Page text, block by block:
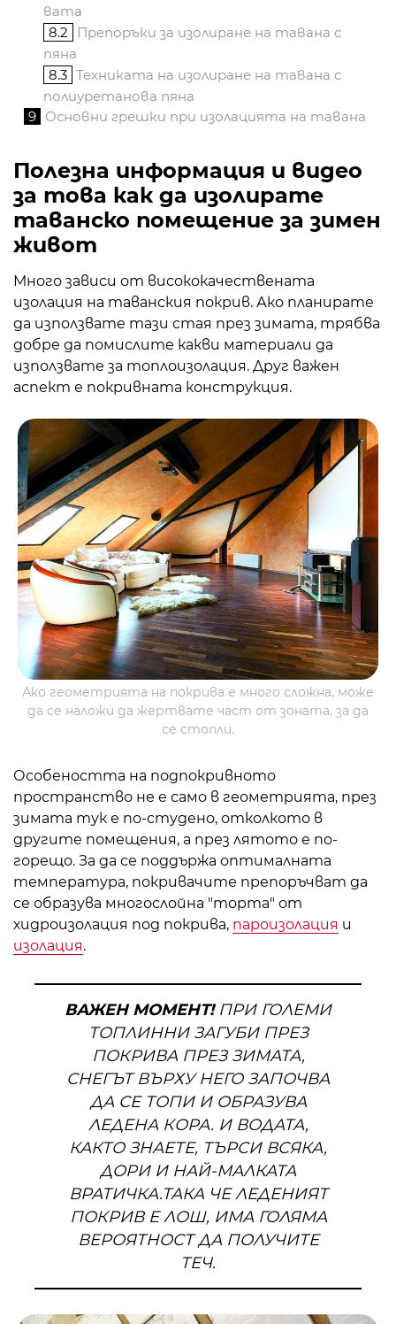
вата
8.2
Препоръки за изолиране на тавана с
пяна
8.3 Техниката на изолиране на тавана с
полиуретанова пяна
9 Основни грешки при изолацията на тавана
Полезна информация и видео
за това как да изолирате
таванско помещение за зимен
живот
Много зависи от висококачествената
изолация на таванския покрив. Ако планирате
да използвате тази стая през зимата, трябва
добре да помислите какви материали да
използвате за топлоизолация. Друг важен
аспект е покривната конструкция.
Ако геометрията на покрива е много сложна, може
да се наложи да жертвате част от зоната, за да
се стопли.
Особеността на подпокривното
пространство не е само в геометрията, през
зимата тук е по-студено, отколкото в
другите помещения, а през лятото е по-
горещо. За да се поддържа оптималната
температура, покривачите препоръчват да
се образува многослойна "торта" от
хидроизолация под покрива, пароизолация и
изолация.
ВАЖЕН МОМЕНТ!ПРИ ГОЛЕМИ
ТОПЛИННИ ЗАГУБИ ПРЕЗ
ПОКРИВА ПРЕЗ ЗИМАТА,
СНЕГЪТ ВЪРХУ НЕГО ЗАПОЧВА
ДА СЕ ТОПИ И ОБРАЗУВА
ЛЕДЕНА КОРА. И ВОДАТА,
КАКТО ЗНАЕТЕ, ТЪРСИ ВСЯКА,
ДОРИ И НАЙ-МАЛКАТА
ВРАТИЧКА.ТАКА ЧЕ ЛЕДЕНИЯТ
ПОКРИВ Е ЛОШ, ИМА ГОЛЯМА
ВЕРОЯТНОСТ ДА ПОЛУЧИТЕ
ТЕЧ.